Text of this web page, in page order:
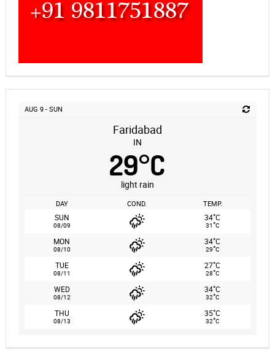
AUG 9 - SUN
Faridabad
IN
29°C
light rain
DAY COND. TEMP.
SUN
08/09
34°C
31°C
MON
08/10
34°C
29°C
TUE
08/11
27°C
28°C
WED
08/12
34°C
32°C
THU
08/13
35°C
32°C